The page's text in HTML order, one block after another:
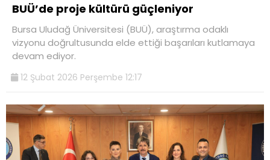
BUÜ’de proje kültürü güçleniyor
Bursa Uludağ Üniversitesi (BUÜ), araştırma odaklı
vizyonu doğrultusunda elde ettiği başarıları kutlamaya
devam ediyor.
12 Şubat 2026 Perşembe 12:17